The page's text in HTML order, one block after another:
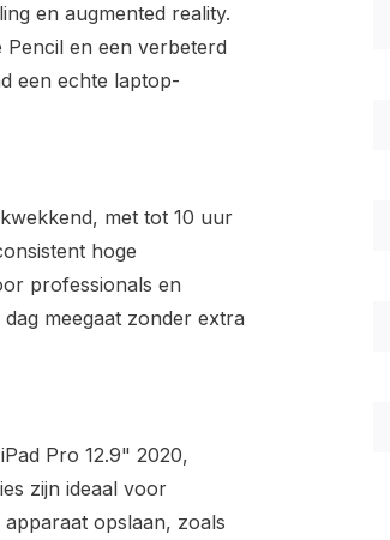
en augmented reality.
en een verbeterd
een echte laptop-
met tot 10 uur
hoge
professionals en
meegaat zonder extra
Pro 12.9" 2020,
zijn ideaal voor
opslaan, zoals